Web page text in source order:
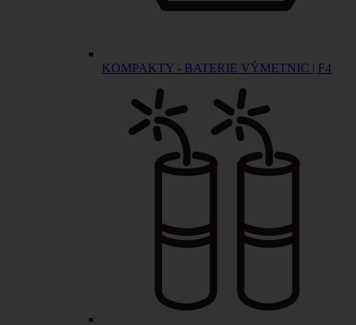
KOMPAKTY - BATERIE VÝMETNIC | F4